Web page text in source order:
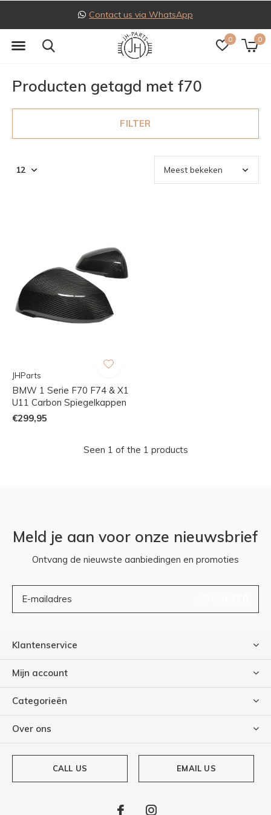
0 0
Contact us via WhatsApp
Producten getagd met f70
FILTER
JHParts
BMW 1 Serie F70 F74 & X1
U11 Carbon Spiegelkappen
€299,95
Seen 1 of the 1 products
Meld je aan voor onze nieuwsbrief
Ontvang de nieuwste aanbiedingen en promoties
Klantenservice
Mijn account
Categorieën
Over ons
CALL US EMAIL US